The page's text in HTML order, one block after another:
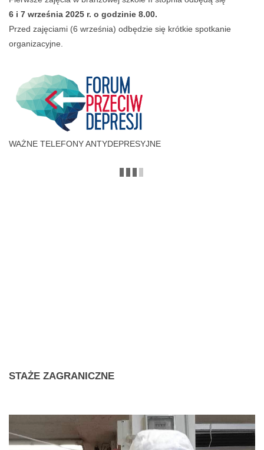
6 i 7 września 2025 r. o godzinie 8.00.
Przed zajęciami (6 września) odbędzie się krótkie spotkanie
organizacyjne.
WAŻNE TELEFONY ANTYDEPRESYJNE
STAŻE ZAGRANICZNE